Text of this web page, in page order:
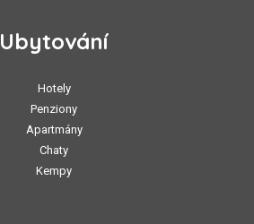
Ubytování
Hotely
Penziony
Apartmány
Chaty
Kempy